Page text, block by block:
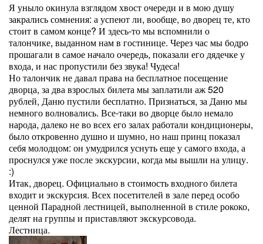
Я уныло окинула взглядом хвост очереди и в мою душу
закрались сомнения: а успеют ли, вообще, во дворец те, кто
стоит в самом конце? И здесь-то мы вспомнили о
талончике, выданном нам в гостинице. Через час мы бодро
прошагали в самое начало очередь, показали его дядечке у
входа, и нас пропустили без звука! Чудеса!
Но талончик не давал права на бесплатное посещение
дворца, за два взрослых билета мы заплатили аж 520
рублей, Даню пустили бесплатно. Признаться, за Даню мы
немного волновались. Все-таки во дворце было немало
народа, далеко не во всех его залах работали кондиционеры,
было откровенно душно и шумно, но наш принц показал
себя молодцом: он умудрился уснуть еще у самого входа, а
проснулся уже после экскурсии, когда мы вышли на улицу.
:)
Итак, дворец. Официально в стоимость входного билета
входит и экскурсия. Всех посетителей в зале перед особо
ценной Парадной лестницей, выполненной в стиле рококо,
делят на группы и приставляют экскурсовода.
Лестница.